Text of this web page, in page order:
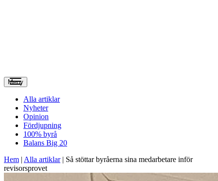
Meny
Alla artiklar
Nyheter
Opinion
Fördjupning
100% byrå
Balans Big 20
Hem | Alla artiklar| Så stöttar byråerna sina medarbetare inför
revisorsprovet